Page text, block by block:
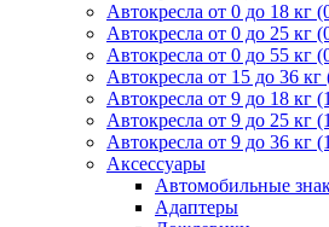
Автокресла от 0 до 18 кг
Автокресла от 0 до 25 кг
Автокресла от 0 до 55 кг
Автокресла от 15 до 36 кг
Автокресла от 9 до 18 кг
Автокресла от 9 до 25 кг
Автокресла от 9 до 36 кг
Аксессуары
Автомобильные
Адаптеры